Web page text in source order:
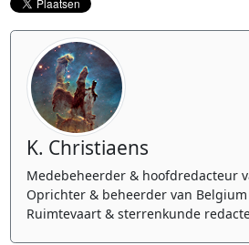
K. Christiaens
Medebeheerder & hoofdredacteur
Oprichter & beheerder van Belgium
Ruimtevaart & sterrenkunde